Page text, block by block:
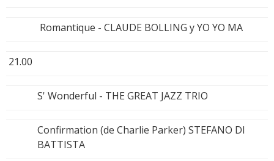
Romantique - CLAUDE BOLLING y YO YO MA
21.00
S' Wonderful - THE GREAT JAZZ TRIO
Confirmation (de Charlie Parker) STEFANO DI
BATTISTA